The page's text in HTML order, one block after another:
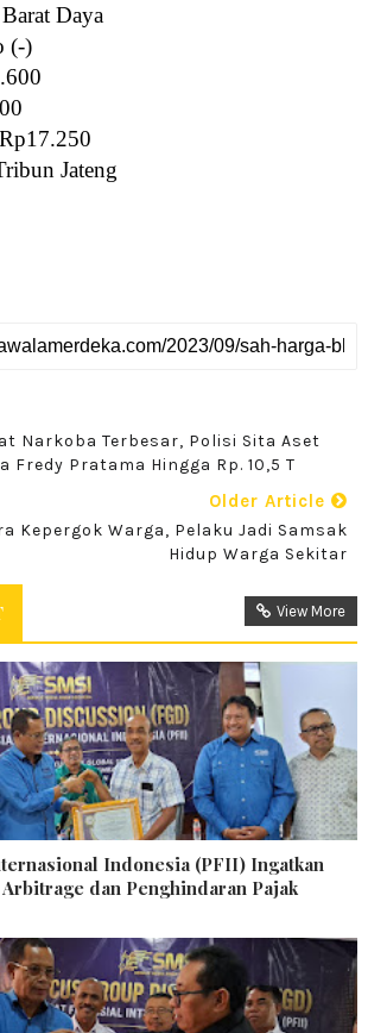
Daya
(-)
Jateng
Narkoba Terbesar, Polisi Sita Aset
Fredy Pratama Hingga Rp. 10,5 T
Older Article
Kepergok Warga, Pelaku Jadi Samsak
Hidup Warga Sekitar
View More
Indonesia (PFII) Ingatkan
dan Penghindaran Pajak